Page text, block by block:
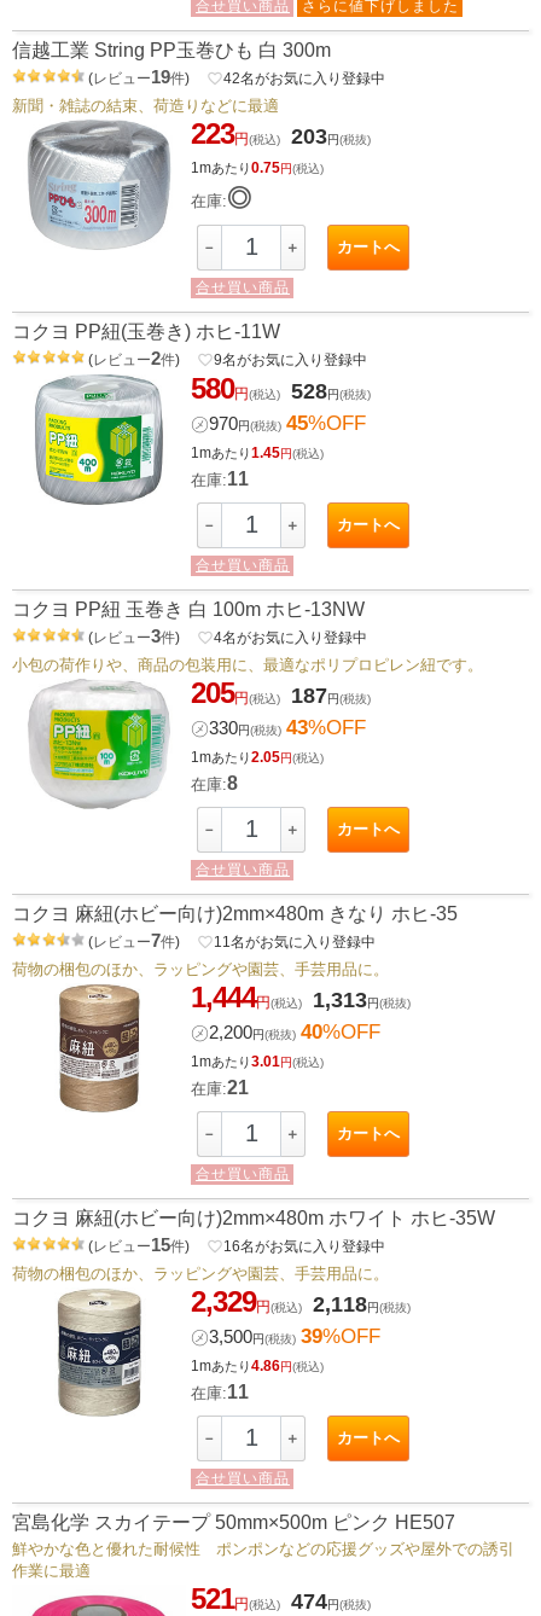
合せ買い商品 さらに値下げしました
信越工業 String PP玉巻ひも 白 300m
(レビュー19件) favorite_border42名がお気に入り登録中
新聞・雑誌の結束、荷造りなどに最適
223円(税込) 203円(税抜)
1mあたり0.75円(税込)
在庫:◎
－ ＋ カートへ
合せ買い商品
コクヨ PP紐(玉巻き) ホヒ-11W
(レビュー2件) favorite_border9名がお気に入り登録中
580円(税込) 528円(税抜)
㋱970円(税抜) 45%OFF
1mあたり1.45円(税込)
在庫:11
－ ＋ カートへ
合せ買い商品
コクヨ PP紐 玉巻き 白 100m ホヒ-13NW
(レビュー3件) favorite_border4名がお気に入り登録中
小包の荷作りや、商品の包装用に、最適なポリプロピレン紐です。
205円(税込) 187円(税抜)
㋱330円(税抜) 43%OFF
1mあたり2.05円(税込)
在庫:8
－ ＋ カートへ
合せ買い商品
コクヨ 麻紐(ホビー向け)2mm×480m きなり ホヒ-35
(レビュー7件) favorite_border11 名がお気に入り登録中
荷物の梱包のほか、ラッピングや園芸、手芸用品に。
1,444円(税込) 1,313円(税抜)
㋱2,200円(税抜) 40%OFF
1mあたり3.01円(税込)
在庫:21
－ ＋ カートへ
合せ買い商品
コクヨ 麻紐(ホビー向け)2mm×480m ホワイト ホヒ-35W
(レビュー15件) favorite_border16名がお気に入り登録中
荷物の梱包のほか、ラッピングや園芸、手芸用品に。
2,329円(税込) 2,118円(税抜)
㋱3,500円(税抜) 39%OFF
1mあたり4.86円(税込)
在庫:11
－ ＋ カートへ
合せ買い商品
宮島化学 スカイテープ 50mm×500m ピンク HE507
鮮やかな色と優れた耐候性 ポンポンなどの応援グッズや屋外での誘引
作業に最適
521円(税込) 474円(税抜)